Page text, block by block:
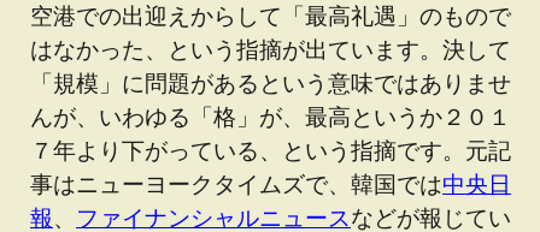
空港での出迎えからして「最高礼遇」のもので
はなかった、という指摘が出ています。決して
「規模」に問題があるという意味ではありませ
んが、いわゆる「格」が、最高というか２０１
７年より下がっている、という指摘です。元記
事はニューヨークタイムズで、韓国では中央日
報、 ファイナンシャルニュースなどが報じてい